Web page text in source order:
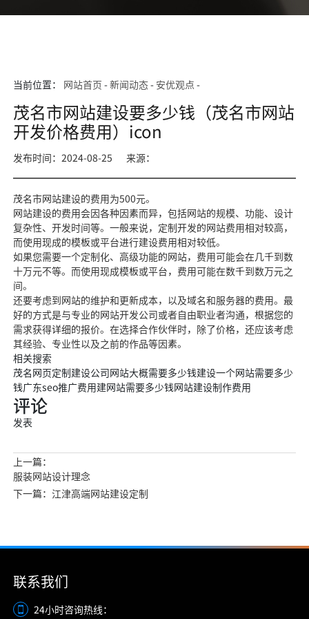
当前位置： 网站首页 -新闻动态- 安优观点 -
茂名市网站建设要多少钱（茂名市网站
开发价格费用）icon
发布时间：2024-08-25 来源：
茂名市网站建设的费用为500元。
网站建设的费用会因各种因素而异，包括网站的规模、功能、设计
复杂性、开发时间等。一般来说，定制开发的网站费用相对较高，
而使用现成的模板或平台进行建设费用相对较低。
如果您需要一个定制化、高级功能的网站，费用可能会在几千到数
十万元不等。而使用现成模板或平台，费用可能在数千到数万元之
间。
还要考虑到网站的维护和更新成本，以及域名和服务器的费用。最
好的方式是与专业的网站开发公司或者自由职业者沟通，根据您的
需求获得详细的报价。在选择合作伙伴时，除了价格，还应该考虑
其经验、专业性以及之前的作品等因素。
相关搜索
茂名网页定制建设公司网站大概需要多少钱建设一个网站需要多少
钱广东seo推广费用建网站需要多少钱网站建设制作费用
评论
发表
上一篇：
服装网站设计理念
下一篇：江津高端网站建设定制
联系我们
24小时咨询热线：